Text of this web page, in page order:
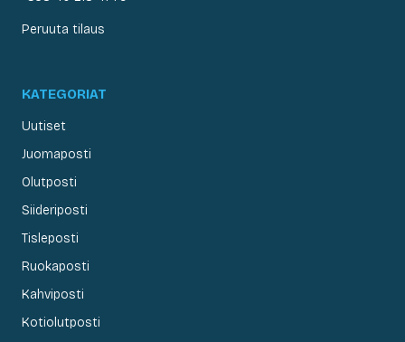
Peruuta tilaus
KATEGORIAT
Uutiset
Juomaposti
Olutposti
Siideriposti
Tisleposti
Ruokaposti
Kahviposti
Kotiolutposti